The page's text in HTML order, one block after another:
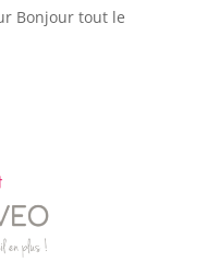
Bonjour tout le